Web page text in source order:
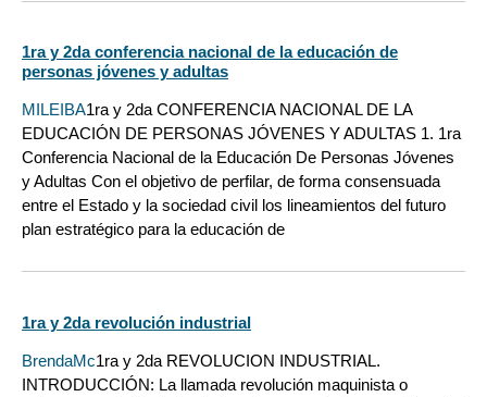
1ra y 2da conferencia nacional de la educación de
personas jóvenes y adultas
MILEIBA1ra y 2da CONFERENCIA NACIONAL DE LA
EDUCACIÓN DE PERSONAS JÓVENES Y ADULTAS 1. 1ra
Conferencia Nacional de la Educación De Personas Jóvenes
y Adultas Con el objetivo de perfilar, de forma consensuada
entre el Estado y la sociedad civil los lineamientos del futuro
plan estratégico para la educación de
1ra y 2da revolución industrial
BrendaMc1ra y 2da REVOLUCION INDUSTRIAL.
INTRODUCCIÓN: La llamada revolución maquinista o